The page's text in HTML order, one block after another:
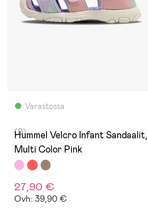
Varastossa
(0)
Hummel Velcro Infant Sandaalit,
Multi Color Pink
27,90 €
Ovh: 39,90 €